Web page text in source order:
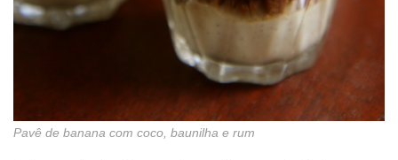
Pavê de banana com coco, baunilha e rum